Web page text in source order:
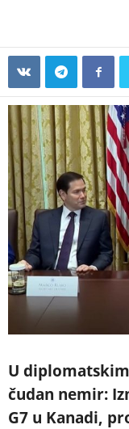
U
čudan nemir:
G7 u Kanadi,